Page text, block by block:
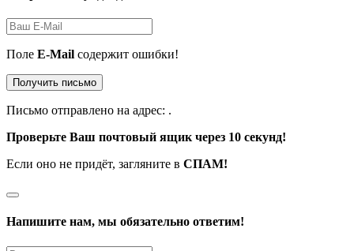
Поле E-Mail содержит ошибки!
Получить письмо
Письмо отправлено на адрес: .
Проверьте Ваш почтовый ящик через 10 секунд!
Если оно не придёт, загляните в СПАМ!
Напишите нам, мы обязательно ответим!